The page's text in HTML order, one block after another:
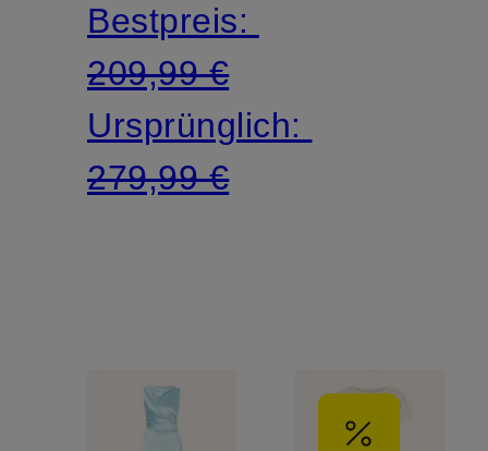
Bestpreis:
209,99 €
Ursprünglich:
279,99 €